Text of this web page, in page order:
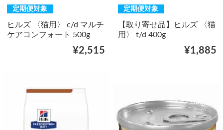
定期便対象
ヒルズ 〈猫用〉 c/d マルチ
ケアコンフォート 500g
¥2,515
定期便対象
【取り寄せ品】ヒルズ 〈猫
用〉 t/d 400g
¥1,885